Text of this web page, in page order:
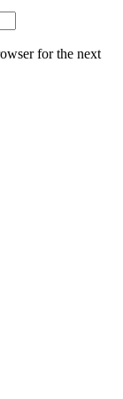
for the next